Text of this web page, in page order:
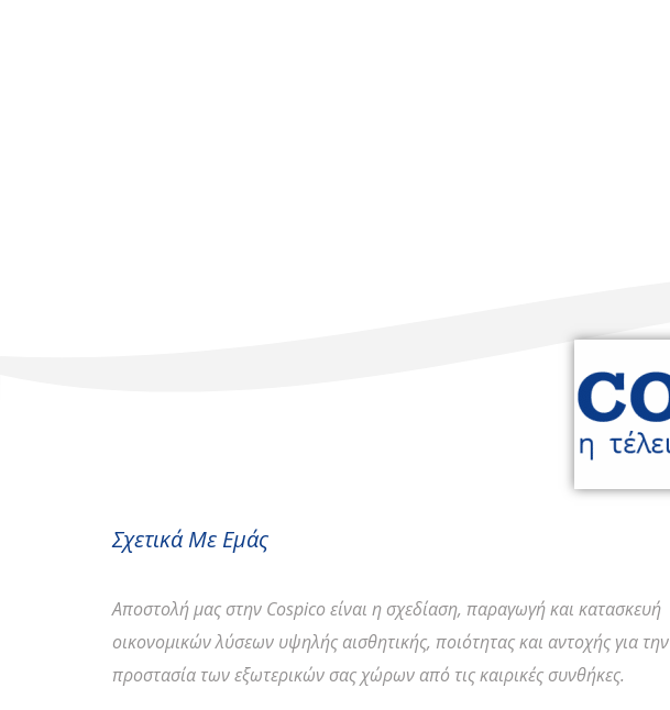
Σχετικά Με Εμάς
Αποστολήμας στην Cospico είναι η σχεδίαση, παραγωγή και κατασκευή
οικονομικών λύσεων υψηλής αισθητικής, ποιότητας και αντοχής για την
προστασία των εξωτερικών σας χώρων από τις καιρικές συνθήκες.